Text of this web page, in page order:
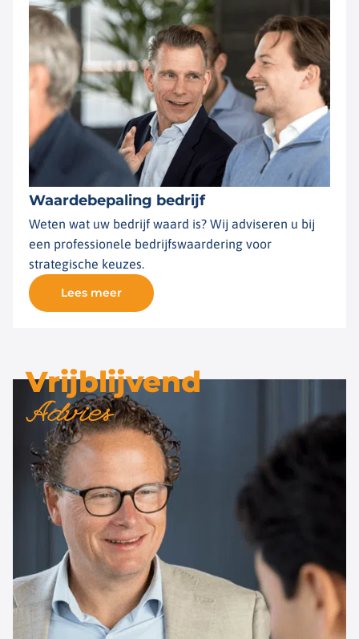
Waardebepaling bedrijf
Weten wat uw bedrijf waard is? Wij adviseren u bij
een professionele bedrijfswaardering voor
strategische keuzes.
Lees meer
Vrijblijvend
Advies